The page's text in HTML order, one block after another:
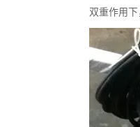
双重作用